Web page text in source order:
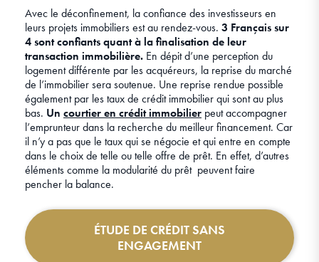
Avec le déconfinement, la confiance des investisseurs en
leurs projets immobiliers est au rendez-vous. 3 Français sur
4 sont confiants quant à la finalisation de leur
transaction immobilière. En dépit d’une perception du
logement différente par les acquéreurs, la reprise du marché
de l’immobilier sera soutenue. Une reprise rendue possible
également par les taux de crédit immobilier qui sont au plus
bas. Un courtier en crédit immobilier peut accompagner
l’emprunteur dans la recherche du meilleur financement. Car
il n’y a pas que le taux qui se négocie et qui entre en compte
dans le choix de telle ou telle offre de prêt. En effet, d’autres
éléments comme la modularité du prêt peuvent faire
pencher la balance.
ÉTUDE DE CRÉDIT SANS
ENGAGEMENT